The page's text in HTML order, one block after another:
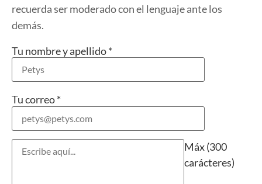
recuerda ser moderado con el lenguaje ante los
demás.
Tu nombre y apellido*
Tu correo*
Máx (300
carácteres)